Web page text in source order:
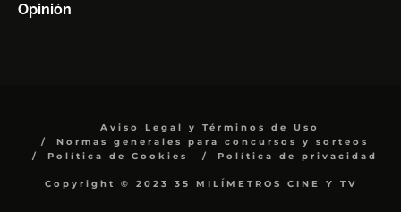
Opinión
Aviso Legal y Términos de Uso
Normas generales para concursos y sorteos
Política de Cookies
Política de privacidad
Copyright © 2023 35 MILÍMETROS CINE Y TV